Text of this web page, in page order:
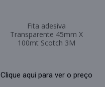
Fita adesiva
Transparente 45mm X
100mt Scotch 3M
Clique aqui para ver o preço